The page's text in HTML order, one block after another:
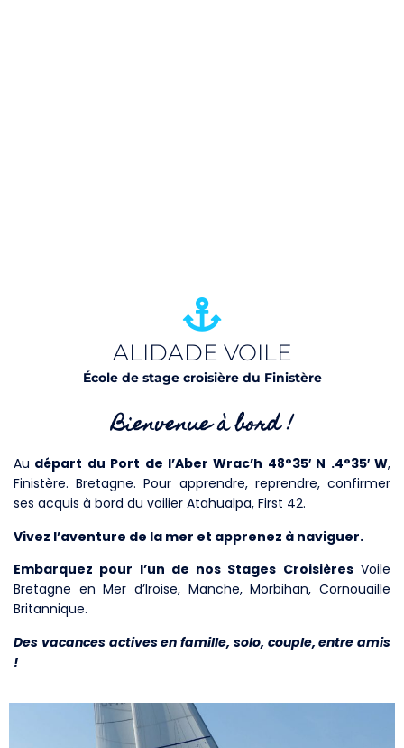
ALIDADE VOILE
École de stage croisière du Finistère
Bienvenue à bord !
Au départ du Port de l’Aber Wrac’h 48°35′ N .4°35′ W,
Finistère. Bretagne. Pour apprendre, reprendre, confirmer
ses acquis à bord du voilier Atahualpa, First 42.
Vivez l’aventure de la mer et apprenez à naviguer.
Embarquez pour l’un de nos Stages CroisièresVoile
Bretagne en Mer d’Iroise, Manche, Morbihan, Cornouaille
Britannique.
Des vacances actives en famille, solo, couple, entre amis
!